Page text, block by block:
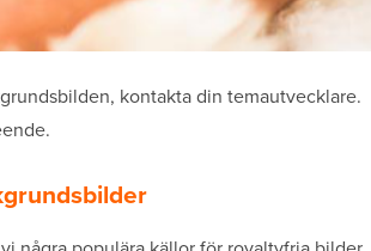
kontakta din temautvecklare.